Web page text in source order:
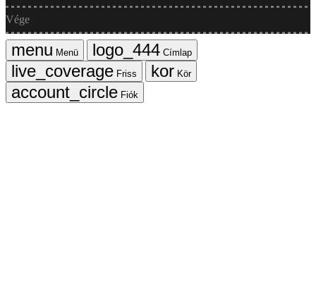
Vége
Menü
Címlap
Friss
Kör
Fiók